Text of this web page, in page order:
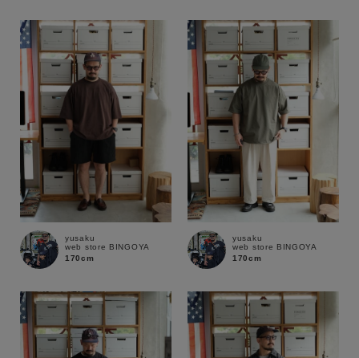
yusaku
web store BINGOYA
170cm
yusaku
web store BINGOYA
170cm